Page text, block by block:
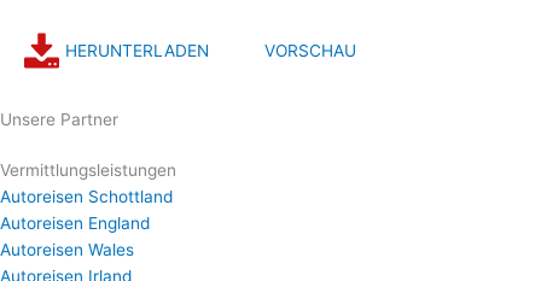
HERUNTERLADEN VORSCHAU
Unsere Partner
Vermittlungsleistungen
Autoreisen Schottland
Autoreisen England
Autoreisen Wales
Autoreisen Irland